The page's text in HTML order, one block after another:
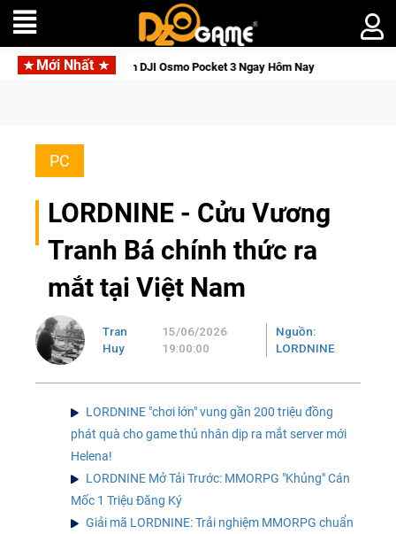
Mới Nhất
Săn DJI Osmo Pocket 3 Ngay Hôm Nay
PC
LORDNINE - Cửu Vương
Tranh Bá chính thức ra
mắt tại Việt Nam
Tran
Huy
15/06/2026
19:00:00
Nguồn:
LORDNINE
LORDNINE "chơi lớn" vung gần 200 triệu đồng
phát quà cho game thủ nhân dịp ra mắt server mới
Helena!
LORDNINE Mở Tải Trước: MMORPG "Khủng" Cán
Mốc 1 Triệu Đăng Ký
Giải mã LORDNINE: Trải nghiệm MMORPG chuẩn